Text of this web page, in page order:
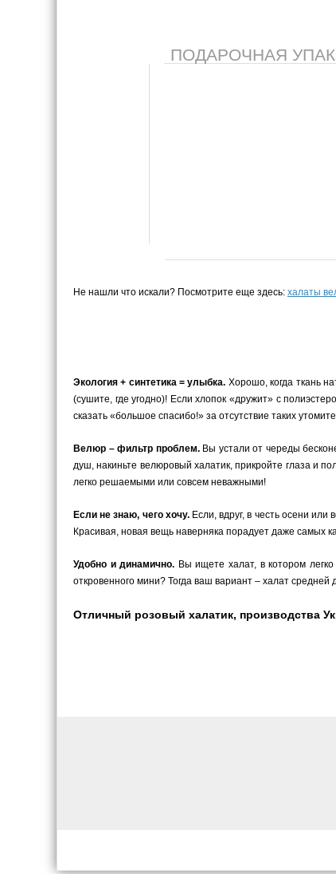
ПОДАРОЧНАЯ
Не нашли что искали? Посмотрите еще здесь: халаты
Экология + синтетика = улыбка. Хорошо, когда ткань
(сушите, где угодно)! Если хлопок «дружит» с
сказать «большое спасибо!» за отсутствие таких
Велюр – фильтр проблем.Вы устали от череды
душ, накиньте велюровый халатик, прикройте глаза и
легко решаемыми или совсем неважными!
Если не знаю, чего хочу.Если, вдруг, в честь осени или
Красивая, новая вещь наверняка порадует даже самых
Удобно и динамично. Вы ищете халат, в котором
откровенного мини? Тогда ваш вариант – халат
Отличный розовый халатик, производства